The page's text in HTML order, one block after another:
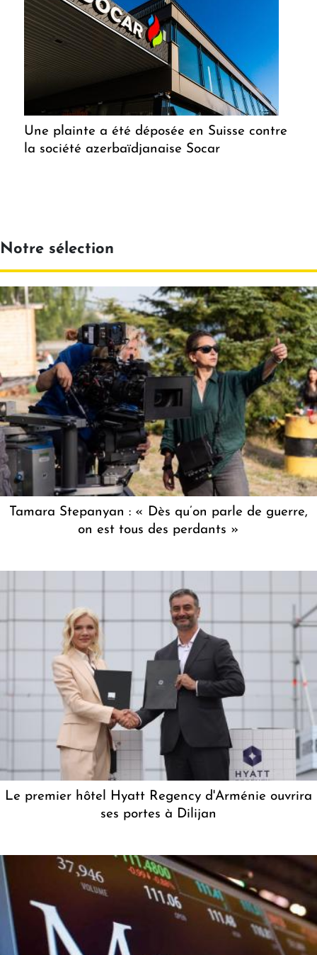
Une plainte a été déposée en Suisse contre
la société azerbaïdjanaise Socar
Notre sélection
Tamara Stepanyan : « Dès qu’on parle de guerre,
on est tous des perdants »
Le premier hôtel Hyatt Regency d'Arménie ouvrira
ses portes à Dilijan